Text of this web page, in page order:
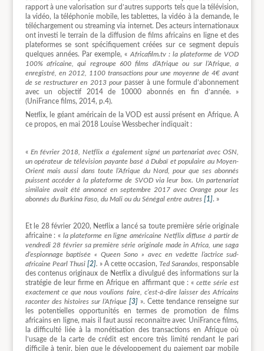
rapport à une valorisation sur d’autres supports tels que la télévision,
la vidéo, la téléphonie mobile, les tablettes, la vidéo à la demande, le
téléchargement ou streaming via internet. Des acteurs internationaux
ont investi le terrain de la diffusion de films africains en ligne et des
plateformes se sont spécifiquement créées sur ce segment depuis
quelques années. Par exemple, « Africafilm.tv : la plateforme de VOD
100% africaine, qui regroupe 600 films d’Afrique ou sur l’Afrique, a
enregistré, en 2012, 1100 transactions pour une moyenne de 4€ avant
de se restructurer en 2013 pourpasser à une formule d’abonnement
avec un objectif 2014 de 10000 abonnés en fin d’année. »
(UniFrance films, 2014, p.4).
Netflix, le géant américain de la VOD est aussi présent en Afrique. A
ce propos, en mai 2018 Louise Wessbecher indiquait :
« En février 2018, Netflix a également signé un partenariat avec OSN,
un opérateur de télévision payante basé à Dubaï et populaire au Moyen-
Orient mais aussi dans toute l’Afrique du Nord, pour que ses abonnés
puissent accéder à la plateforme de SVOD via leur box. Un partenariat
similaire avait été annoncé en septembre 2017 avec Orange pour les
abonnés du Burkina Faso, du Mali ou du Sénégal entre autres [1]. »
Et le 28 février 2020, Netflix a lancé sa toute première série originale
africaine : « la plateforme en ligne américaine Netflix diffuse à partir de
vendredi 28 février sa première série originale made in Africa, une saga
d’espionnage baptisée « Queen Sono » avec en vedette l’actrice sud-
africaine Pearl Thusi [2]. » A cette occasion,Ted Sarandos,responsable
des contenus originaux de Netflix a divulgué des informations sur la
stratégie de leur firme en Afrique en affirmant que : «cette série est
exactement ce que nous voulions faire, c’est-à-dire laisser des Africains
raconter des histoires sur l’Afrique [3] ». Cette tendance renseigne sur
les potentielles opportunités en termes de promotion de films
africains en ligne, mais il faut aussi reconnaitre avec UniFrance films,
la difficulté liée à la monétisation des transactions en Afrique où
l’usage de la carte de crédit est encore très limité rendant le pari
difficile à tenir, bien que le développement du paiement par mobile